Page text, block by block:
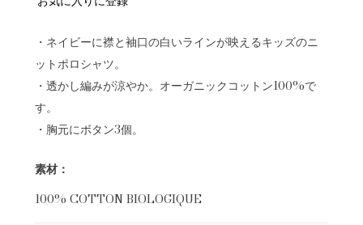
・ネイビーに襟と袖口の白いラインが映えるキッズのニ
ットポロシャツ。
・透かし編みが涼やか。オーガニックコットン100%で
す。
・胸元にボタン3個。
素材：
100% COTTON BIOLOGIQUE